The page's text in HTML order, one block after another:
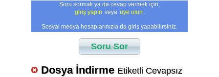
Soru sormak ya da cevap vermek için;
giriş yapın veya üye olun
Sosyal medya hesaplarınızla da giriş yapabilirsiniz.
Soru Sor
Dosya İndirme Etiketli Cevapsız